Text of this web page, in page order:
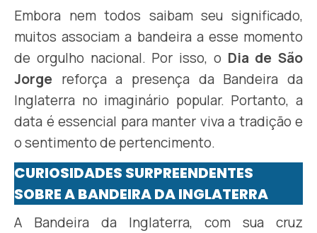
Embora nem todos saibam seu significado,
muitos associam a bandeira a esse momento
de orgulho nacional. Por isso, o Dia de São
Jorge reforça a presença da Bandeira da
Inglaterra no imaginário popular. Portanto, a
data é essencial para manter viva a tradição e
o sentimento de pertencimento.
CURIOSIDADES SURPREENDENTES
SOBRE A BANDEIRA DA INGLATERRA
A Bandeira da Inglaterra, com sua cruz